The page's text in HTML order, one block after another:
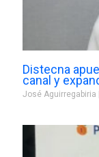
Distecna
canal y
José Aguirregabiria